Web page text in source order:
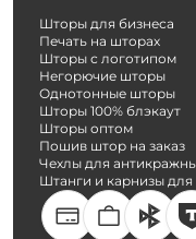
Шторы для бизнеса
Печать на шторах
Шторы с логотипом
Негорючие шторы
Однотонные шторы
Шторы 100% блэкаут
Шторы оптом
Пошив штор на заказ
Чехлы для
Штанги и карнизы